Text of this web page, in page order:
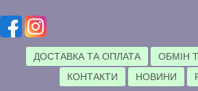
ДОСТАВКА ТА ОПЛАТА
ОБМІН
КОНТАКТИ
НОВИНИ